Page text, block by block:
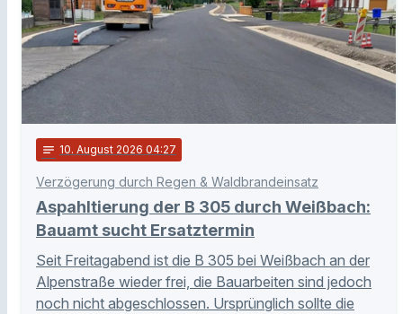
notes 10. August 2026 04:27
Verzögerung durch Regen & Waldbrandeinsatz
Aspahltierung der B 305 durch Weißbach:
Bauamt sucht Ersatztermin
Seit Freitagabend ist die B 305 bei Weißbach an der
Alpenstraße wieder frei, die Bauarbeiten sind jedoch
noch nicht abgeschlossen. Ursprünglich sollte die